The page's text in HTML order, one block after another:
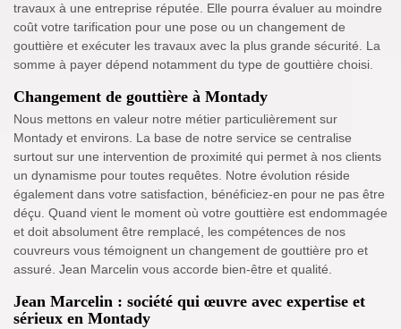
travaux à une entreprise réputée. Elle pourra évaluer au moindre
coût votre tarification pour une pose ou un changement de
gouttière et exécuter les travaux avec la plus grande sécurité. La
somme à payer dépend notamment du type de gouttière choisi.
Changement de gouttière à Montady
Nous mettons en valeur notre métier particulièrement sur
Montady et environs. La base de notre service se centralise
surtout sur une intervention de proximité qui permet à nos clients
un dynamisme pour toutes requêtes. Notre évolution réside
également dans votre satisfaction, bénéficiez-en pour ne pas être
déçu. Quand vient le moment où votre gouttière est endommagée
et doit absolument être remplacé, les compétences de nos
couvreurs vous témoignent un changement de gouttière pro et
assuré. Jean Marcelin vous accorde bien-être et qualité.
Jean Marcelin : société qui œuvre avec expertise et
sérieux en Montady